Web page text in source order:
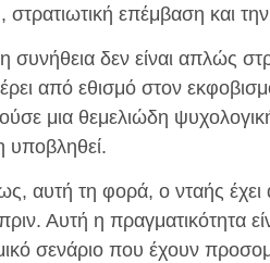
στρατιωτική επέμβαση και
συνήθεια δεν είναι απλώς
από εθισμό στον
μια θεμελιώδη
υποβληθεί.
αυτή τη φορά, ο νταής έχει
Αυτή η πραγματικότητα
σενάριο που έχουν